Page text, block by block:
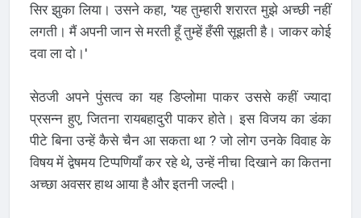
सिर झुका लिया। उसने कहा, 'यह तुम्हारी शरारत मुझे अच्छी नहीं
लगती। मैं अपनी जान से मरती हूँ तुम्हें हँसी सूझती है। जाकर कोई
दवा ला दो।'
सेठजी अपने पुंसत्व का यह डिप्लोमा पाकर उससे कहीं ज्यादा
प्रसन्न हुए, जितना रायबहादुरी पाकर होते। इस विजय का डंका
पीटे बिना उन्हें कैसे चैन आ सकता था ? जो लोग उनके विवाह के
विषय में द्वेषमय टिप्पणियाँ कर रहे थे, उन्हें नीचा दिखाने का कितना
अच्छा अवसर हाथ आया है और इतनी जल्दी।